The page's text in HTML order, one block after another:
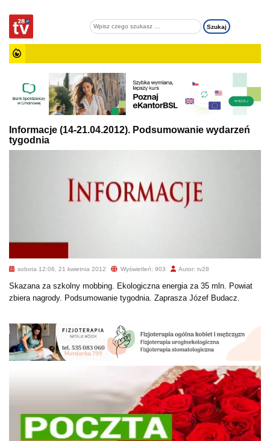
Informacje (14-21.04.2012). Podsumowanie wydarzeń
tygodnia
sobota 12:06, 21 kwietnia 2012 Wyświetleń: 903 Autor: tv28
Skazana za szkolny mobbing. Ekologiczna energia za 35 mln. Powiat
zbiera nagrody. Podsumowanie tygodnia. Zaprasza Józef Budacz.